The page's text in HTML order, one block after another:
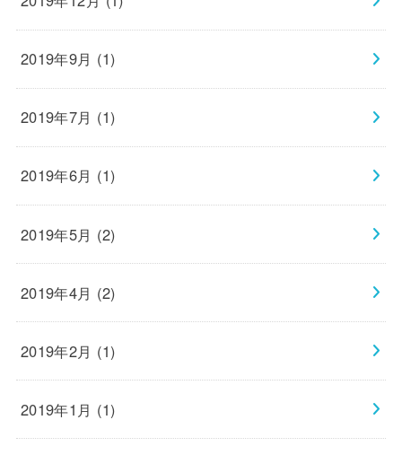
2019年9月 (1)
2019年7月 (1)
2019年6月 (1)
2019年5月 (2)
2019年4月 (2)
2019年2月 (1)
2019年1月 (1)